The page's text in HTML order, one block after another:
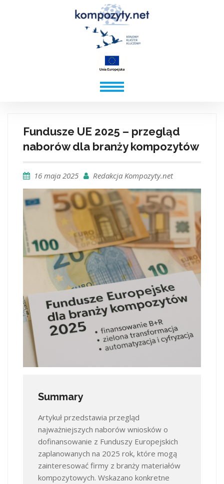
Fundusze UE 2025 – przegląd
naborów dla branży kompozytów
16 maja 2025 Redakcja Kompozyty.net
Summary
Artykuł przedstawia przegląd
najważniejszych naborów wniosków o
dofinansowanie z Funduszy Europejskich
zaplanowanych na 2025 rok, które mogą
zainteresować firmy z branży materiałów
kompozytowych. Wskazano konkretne